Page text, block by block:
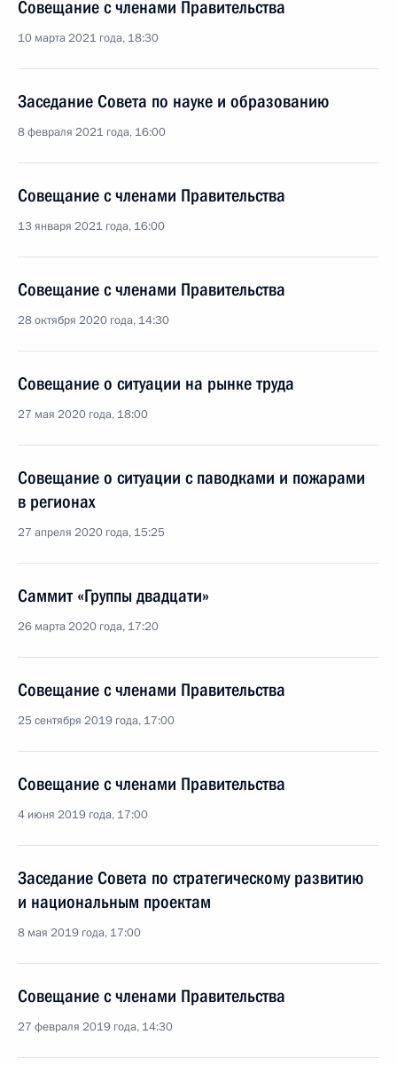
Совещание с членами Правительства
10 марта 2021 года, 18:30
Заседание Совета по науке и образованию
8 февраля 2021 года, 16:00
Совещание с членами Правительства
13 января 2021 года, 16:00
Совещание с членами Правительства
28 октября 2020 года, 14:30
Совещание о ситуации на рынке труда
27 мая 2020 года, 18:00
Совещание о ситуации с паводками и пожарами
в регионах
27 апреля 2020 года, 15:25
Саммит «Группы двадцати»
26 марта 2020 года, 17:20
Совещание с членами Правительства
25 сентября 2019 года, 17:00
Совещание с членами Правительства
4 июня 2019 года, 17:00
Заседание Совета по стратегическому развитию
и национальным проектам
8 мая 2019 года, 17:00
Совещание с членами Правительства
27 февраля 2019 года, 14:30